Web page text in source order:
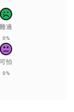
難過
0%
可怕
0%